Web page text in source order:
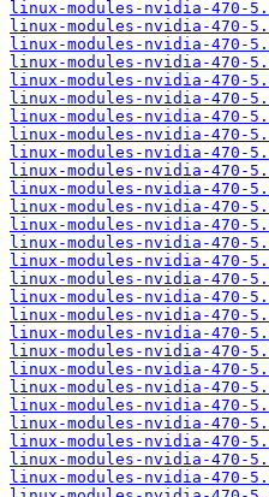
linux-modules-nvidia-470-
linux-modules-nvidia-470-
linux-modules-nvidia-470-
linux-modules-nvidia-470-
linux-modules-nvidia-470-
linux-modules-nvidia-470-
linux-modules-nvidia-470-
linux-modules-nvidia-470-
linux-modules-nvidia-470-
linux-modules-nvidia-470-
linux-modules-nvidia-470-
linux-modules-nvidia-470-
linux-modules-nvidia-470-
linux-modules-nvidia-470-
linux-modules-nvidia-470-
linux-modules-nvidia-470-
linux-modules-nvidia-470-
linux-modules-nvidia-470-
linux-modules-nvidia-470-
linux-modules-nvidia-470-
linux-modules-nvidia-470-
linux-modules-nvidia-470-
linux-modules-nvidia-470-
linux-modules-nvidia-470-
linux-modules-nvidia-470-
linux-modules-nvidia-470-
linux-modules-nvidia-470-